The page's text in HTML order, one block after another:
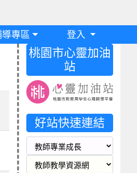
專區 登入
桃園市心靈加油
站
好站快速連結